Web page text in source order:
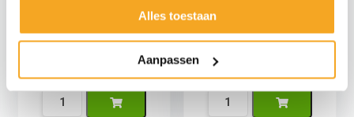
Alles toestaan
Aanpassen
Falsches Croissant
Namaak
Fake-Burger
Namaak